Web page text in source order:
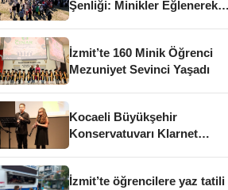
Şenliği: Minikler Eğlenerek
İzmit’te 160 Minik Öğrenci
Mezuniyet Sevinci Yaşadı
Kocaeli Büyükşehir
Konservatuvarı Klarnet
İzmit’te öğrencilere yaz tatili